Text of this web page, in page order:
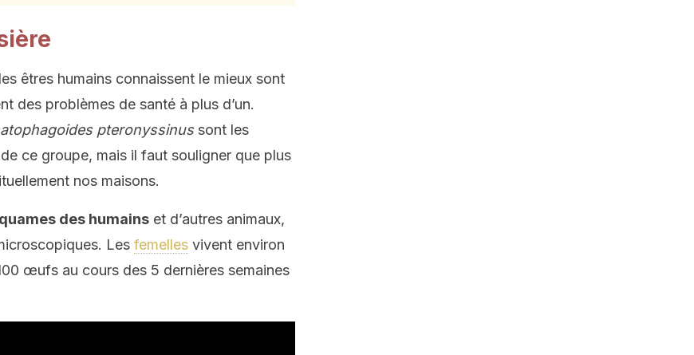
êtres humains connaissent le mieux sont
des problèmes de santé à plus d’un.
pteronyssinussont les
ce groupe, mais il faut souligner que plus
nos maisons.
des humains et d’autres animaux,
Les femelles vivent environ
œufs au cours des 5 dernières semaines